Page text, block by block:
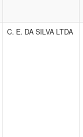
C. E. DA SILVA LTDA